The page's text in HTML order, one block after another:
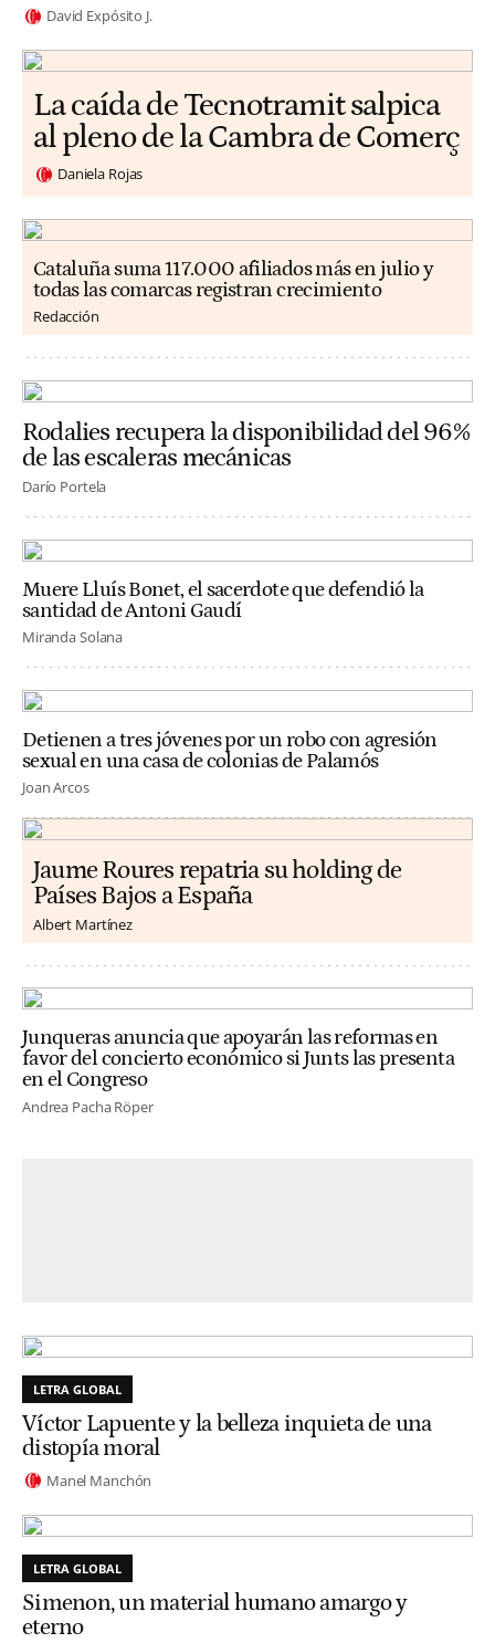
David Expósito J.
La caída de Tecnotramit salpica
al pleno de la Cambra de Comerç
Daniela Rojas
Cataluña suma 117.000 afiliados más en julio y
todas las comarcas registran crecimiento
Redacción
Rodalies recupera la disponibilidad del 96%
de las escaleras mecánicas
Darío Portela
Muere Lluís Bonet, el sacerdote que defendió la
santidad de Antoni Gaudí
Miranda Solana
Detienen a tres jóvenes por un robo con agresión
sexual en una casa de colonias de Palamós
Joan Arcos
Jaume Roures repatria su holding de
Países Bajos a España
Albert Martínez
Junqueras anuncia que apoyarán las reformas en
favor del concierto económico si Junts las presenta
en el Congreso
Andrea Pacha Röper
LETRA GLOBAL
Víctor Lapuente y la belleza inquieta de una
distopía moral
Manel Manchón
LETRA GLOBAL
Simenon, un material humano amargo y
eterno